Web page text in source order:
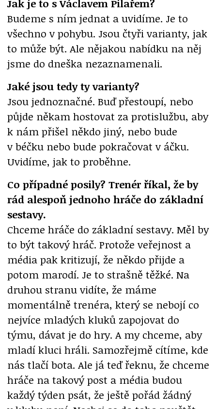
Jak je to s Václavem Pilařem?
Budeme s ním jednat a uvidíme. Je to
všechno v pohybu. Jsou čtyři varianty, jak
to může být. Ale nějakou nabídku na něj
jsme do dneška nezaznamenali.
Jaké jsou tedy ty varianty?
Jsou jednoznačné. Buď přestoupí, nebo
půjde někam hostovat za protislužbu, aby
k nám přišel někdo jiný, nebo bude
v béčku nebo bude pokračovat v áčku.
Uvidíme, jak to proběhne.
Co případné posily? Trenér říkal, že by
rád alespoň jednoho hráče do základní
sestavy.
Chceme hráče do základní sestavy. Měl by
to být takový hráč. Protože veřejnost a
média pak kritizují, že někdo přijde a
potom marodí. Je to strašně těžké. Na
druhou stranu vidíte, že máme
momentálně trenéra, který se nebojí co
nejvíce mladých kluků zapojovat do
týmu, dávat je do hry. A my chceme, aby
mladí kluci hráli. Samozřejmě cítíme, kde
nás tlačí bota. Ale já teď řeknu, že chceme
hráče na takový post a média budou
každý týden psát, že ještě pořád žádný